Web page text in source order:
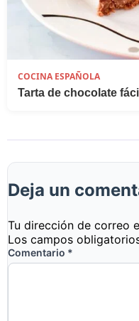
COCINA ESPAÑOLA
Tarta de chocolate
Deja un
Tu dirección de correo
Los campos
Comentario *